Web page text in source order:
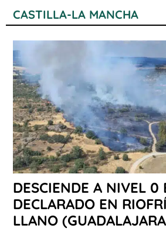
CASTILLA-LA MANCHA
DESCIENDE A NIVEL 0
DECLARADO EN
LLANO